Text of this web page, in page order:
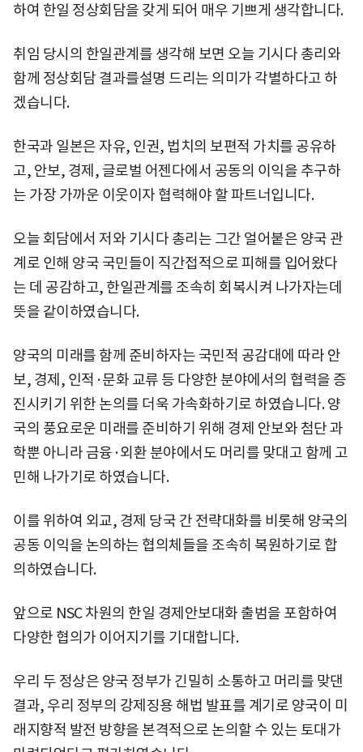
하여 한일 정상회담을 갖게 되어 매우 기쁘게 생각합니다.
취임 당시의 한일관계를 생각해 보면 오늘 기시다 총리와
함께 정상회담 결과를설명 드리는 의미가 각별하다고 하
겠습니다.
한국과 일본은 자유, 인권, 법치의 보편적 가치를 공유하
고, 안보, 경제, 글로벌 어젠다에서 공동의 이익을 추구하
는 가장 가까운 이웃이자 협력해야 할 파트너입니다.
오늘 회담에서 저와 기시다 총리는 그간 얼어붙은 양국 관
계로 인해 양국 국민들이 직간접적으로 피해를 입어왔다
는 데 공감하고, 한일관계를 조속히 회복시켜 나가자는데
뜻을 같이하였습니다.
양국의 미래를 함께 준비하자는 국민적 공감대에 따라 안
보, 경제, 인적·문화 교류 등 다양한 분야에서의 협력을 증
진시키기 위한 논의를 더욱 가속화하기로 하였습니다. 양
국의 풍요로운 미래를 준비하기 위해 경제 안보와 첨단 과
학뿐 아니라 금융·외환 분야에서도 머리를 맞대고 함께 고
민해 나가기로 하였습니다.
이를 위하여 외교, 경제 당국 간 전략대화를 비롯해 양국의
공동 이익을 논의하는 협의체들을 조속히 복원하기로 합
의하였습니다.
앞으로 NSC 차원의 한일 경제안보대화 출범을 포함하여
다양한 협의가 이어지기를 기대합니다.
우리 두 정상은 양국 정부가 긴밀히 소통하고 머리를 맞댄
결과, 우리 정부의 강제징용 해법 발표를 계기로 양국이 미
래지향적 발전 방향을 본격적으로 논의할 수 있는 토대가